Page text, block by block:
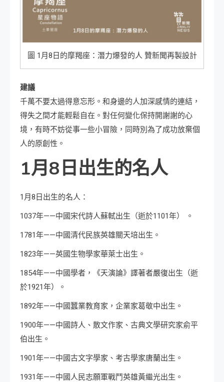
圖 1月8日的摩羯座：潛力爆發的人 贊新聞再製設計
建議
千萬不要太過得意忘形。和身邊的人加深感情的連結，
得失之間才能輕鬆自在。對任何變化保持開謝謝的心
境，有時不妨從事一些小冒險，同時別為了成功放棄個
人的原創性。
1月8日出生的名人
1月8日出生的名人：
1037年——中國宋代詩人蘇軾出生（逝於1101年） 。
1781年——中國清代民族英雄關天培出生。
1823年——英國生物學家華萊士出生。
1854年——中國學者，《天演論》譯著者嚴復出生（逝
於1921年）。
1892年——中國蠶業教育家，企業家葛敬中出生。
1900年——中國詩人、散文作家、古典文學研究家俞平
伯出生。
1901年——中國古文字學家、考古學家唐蘭出生。
1931年——中國人民志願軍戰鬥英雄黃繼光出生。